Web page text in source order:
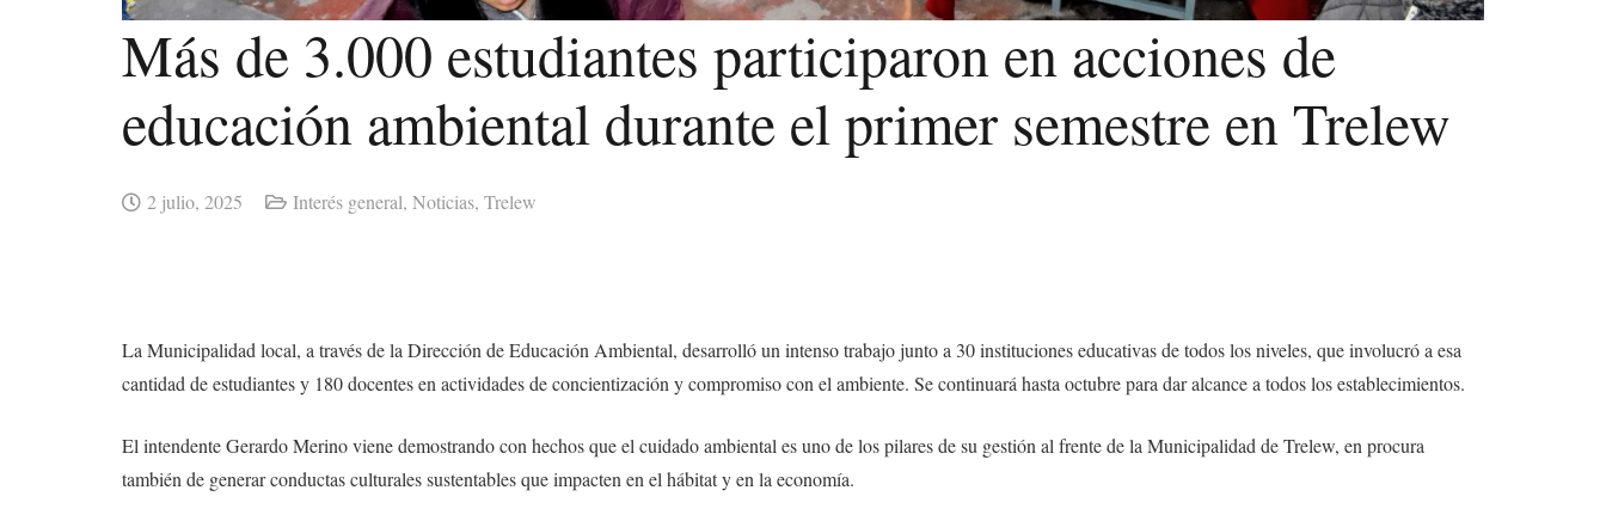
Más de 3.000 estudiantes participaron en acciones de
educación ambiental durante el primer semestre en Trelew
2 julio, 2025 Interés general, Noticias, Trelew
La Municipalidad local, a través de la Dirección de Educación Ambiental, desarrolló un intenso trabajo junto a 30 instituciones educativas de todos los niveles, que involucró a esa
cantidad de estudiantes y 180 docentes en actividades de concientización y compromiso con el ambiente. Se continuará hasta octubre para dar alcance a todos los establecimientos.
El intendente Gerardo Merino viene demostrando con hechos que el cuidado ambiental es uno de los pilares de su gestión al frente de la Municipalidad de Trelew, en procura
también de generar conductas culturales sustentables que impacten en el hábitat y en la economía.